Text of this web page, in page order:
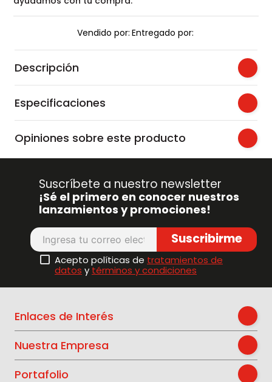
Vendido por: Entregado por:
Descripción
Especificaciones
Opiniones sobre este producto
Suscríbete a nuestro newsletter
¡Sé el primero en conocer nuestros
lanzamientos y promociones!
Suscribirme
Acepto políticas de tratamientos de
datos ytérminos y condiciones
Enlaces de Interés
Nuestra Empresa
Portafolio